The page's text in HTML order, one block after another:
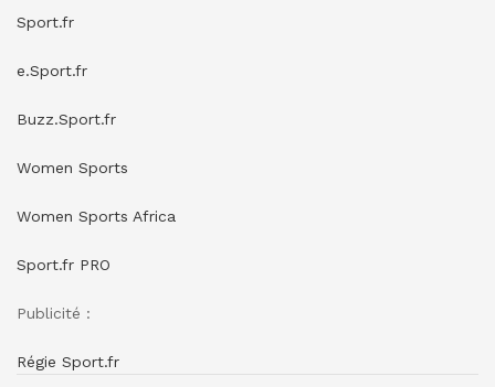
Sport.fr
e.Sport.fr
Buzz.Sport.fr
Women Sports
Women Sports Africa
Sport.fr PRO
Publicité :
Régie Sport.fr